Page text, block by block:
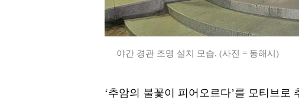
야간 경관 조명 설치 모습. (사진 = 동해시)
‘추암의 불꽃이 피어오르다’를 모티브로